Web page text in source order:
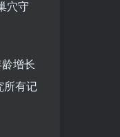
穴守
增长
所有记